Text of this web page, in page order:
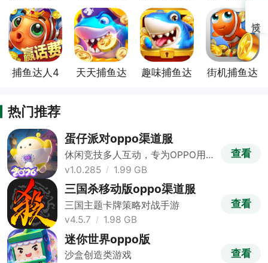
捕鱼达人4
天天捕鱼达
趣味捕鱼达
街机捕鱼达
热门推荐
蛋仔派对oppo渠道服
休闲竞技多人互动，专为OPPO用户
打造
v1.0.285 1.99 GB
查看
三国杀移动版oppo渠道服
三国主题卡牌策略对战手游
v4.5.7
1.98 GB
查看
迷你世界oppo版
沙盒创造类游戏
查看